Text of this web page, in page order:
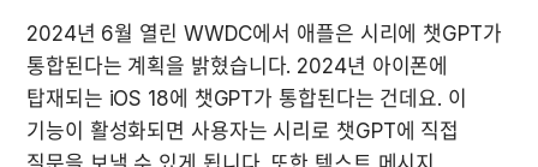
2024년 6월 열린 WWDC에서 애플은 시리에 챗GPT가
통합된다는 계획을 밝혔습니다. 2024년 아이폰에
탑재되는 iOS 18에 챗GPT가 통합된다는 건데요. 이
기능이 활성화되면 사용자는 시리로 챗GPT에 직접